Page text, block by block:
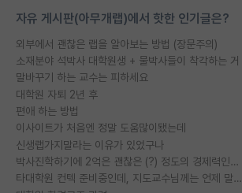
자유 게시판(아무개랩)에서 핫한 인기글은?
외부에서 괜찮은 랩을 알아보는 방법 (장문주의)
소재분야 석박사 대학원생 + 물박사들이 착각하는 거
말바꾸기 하는 교수는 피하세요
대학원 자퇴 2년 후
편애 하는 방법
이사이트가 처음엔 정말 도움많이됐는데
신생랩가지말라는 이유가 있었구나
박사진학하기에 2억은 괜찮은 (?) 정도의 경제력인가요
타대학원 컨텍 준비중인데, 지도교수님께는 언제 말씀드려야 할까요?